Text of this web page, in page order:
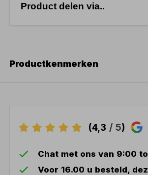
Product delen via..
Productkenmerken
(4,3 / 5)
Chat met ons van 9:00
Voor 16.00 u besteld,